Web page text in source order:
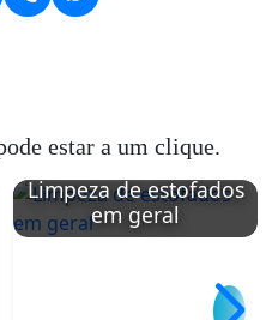
estar a um clique.
Limpeza de estofados
em geral